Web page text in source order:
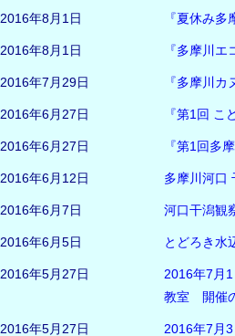
2016年8月1日 『夏休み
2016年8月1日 『多摩川
2016年7月29日 『多摩川
2016年6月27日 『第1回 こ
2016年6月27日 『第1回多
2016年6月12日 多摩川河口
2016年6月7日 河口干潟観
2016年6月5日 とどろき水
2016年5月27日
2016年7月
教室 開催
2016年5月27日 2016年7月